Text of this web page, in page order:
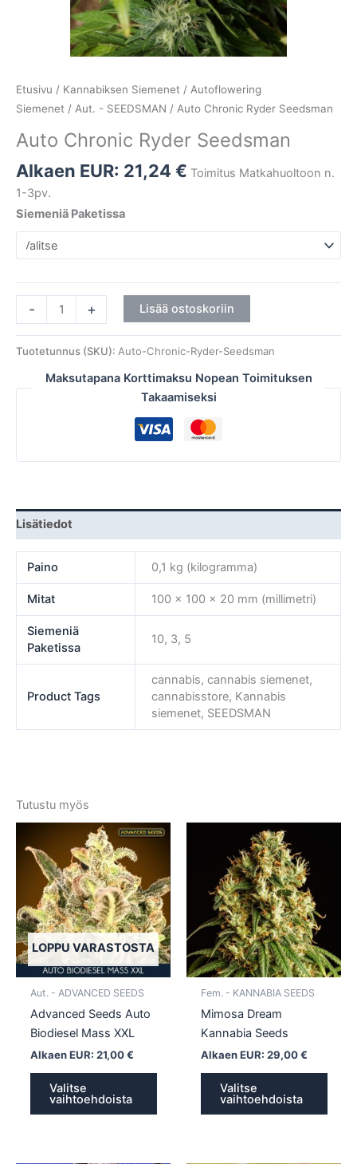
Etusivu / Kannabiksen Siemenet / Autoflowering
Siemenet / Aut. - SEEDSMAN / Auto Chronic Ryder Seedsman
Auto Chronic Ryder Seedsman
Alkaen EUR: 21,24 € Toimitus Matkahuoltoon n.
1-3pv.
Siemeniä Paketissa
- + Lisää ostoskoriin
Tuotetunnus (SKU): Auto-Chronic-Ryder-Seedsman
Maksutapana Korttimaksu Nopean Toimituksen
Takaamiseksi
Lisätiedot
Paino 0,1 kg (kilogramma)
Mitat 100 × 100 × 20 mm (millimetri)
Siemeniä
Paketissa
10, 3, 5
Product Tags
cannabis, cannabis siemenet,
cannabisstore, Kannabis
siemenet, SEEDSMAN
Tutustu myös
LOPPU VARASTOSTA
Aut. - ADVANCED SEEDS
Advanced Seeds Auto
Biodiesel Mass XXL
Alkaen EUR: 21,00€
Valitse
vaihtoehdoista
Tällä
useampi
muunnelma.
Voit
tehdä
valinnat
Fem. - KANNABIA SEEDS
Mimosa Dream
Kannabia Seeds
Alkaen EUR: 29,00€
Valitse
vaihtoehdoista